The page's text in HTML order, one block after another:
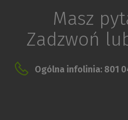
Masz
Zadzwoń
Ogólna infolinia: 801